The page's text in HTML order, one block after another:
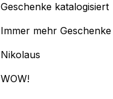
Geschenke katalogisiert
Immer mehr Geschenke
Nikolaus
WOW!